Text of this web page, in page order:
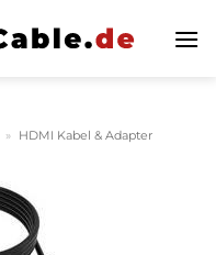
» HDMI Kabel & Adapter